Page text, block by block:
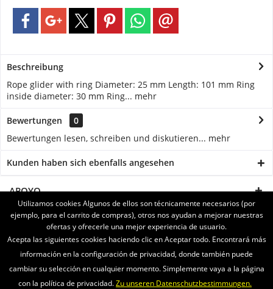
Beschreibung
Rope glider with ring Diameter: 25 mm Length: 101 mm Ring
inside diameter: 30 mm Ring... mehr
Bewertungen
0
Bewertungen lesen, schreiben und diskutieren... mehr
Kunden haben sich ebenfalls angesehen
APOYO
SERVICE
INFORMATIONEN
ENVIAMOS CON
Utilizamos cookies Algunos de ellos son técnicamente necesarios (por
ejemplo, para el carrito de compras), otros nos ayudan a mejorar nuestras
ofertas y ofrecerle una mejor experiencia de usuario.
Acepta las siguientes cookies haciendo clic en Aceptar todo. Encontrará más
información en la configuración de privacidad, donde también puede
cambiar su selección en cualquier momento. Simplemente vaya a la página
con la política de privacidad.Zu unseren Datenschutzbestimmungen.